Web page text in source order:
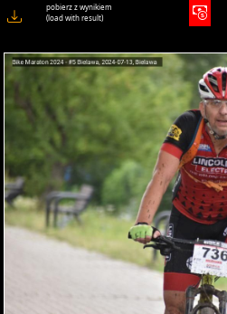
pobierz z wynikiem
(load with result)